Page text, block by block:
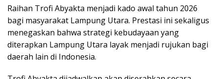
Raihan Trofi Abyakta menjadi kado awal tahun 2026
bagi masyarakat Lampung Utara. Prestasi ini sekaligus
menegaskan bahwa strategi kebudayaan yang
diterapkan Lampung Utara layak menjadi rujukan bagi
daerah lain di Indonesia.